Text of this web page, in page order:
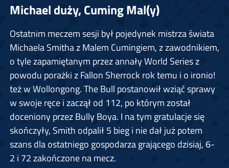
Michael duży, Cuming Mal(y)
Ostatnim meczem sesji był pojedynek mistrza świata
Michaela Smitha z Malem Cumingiem, z zawodnikiem,
o tyle zapamiętanym przez annały World Series z
powodu porażki z Fallon Sherrock rok temu i o ironio!
też w Wollongong. The Bull postanowił wziąć sprawy
w swoje ręce i zaczął od 112, po którym został
doceniony przez Bully Boya. I na tym gratulacje się
skończyły, Smith odpalił 5 bieg i nie dał już potem
szans dla ostatniego gospodarza grającego dzisiaj, 6-
2 i 72 zakończone na mecz.